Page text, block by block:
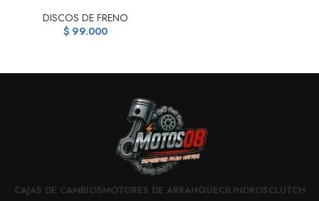
DISCOS DE FRENO
$99.000
CAJAS DE CAMBIOSMOTORES DE ARRANQUECILINDROSCLUTCH